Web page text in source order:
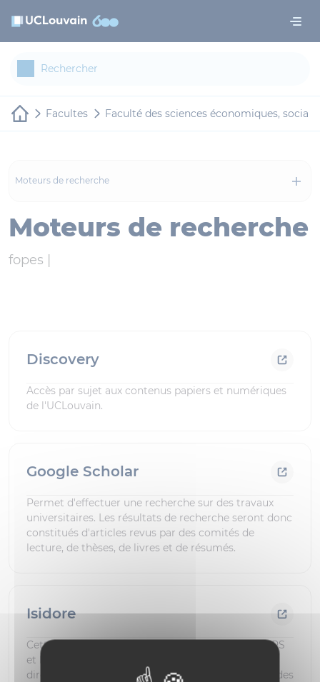
Facultes Faculté des sciences économiques,
Moteurs de recherche
Moteurs de recherche
fopes |
Discovery
Accès par sujet aux contenus papiers et numériques
de l'UCLouvain.
Google Scholar
Permet d'effectuer une recherche sur des travaux
universitaires. Les résultats de recherche seront donc
constitués d'articles revus par des comités de
lecture, de thèses, de livres et de résumés.
Isidore
Cette plateforme de recherche, réalisée par le CNRS
et le centre pour la communication scientifique
directe permet l'accès à des données numériques des